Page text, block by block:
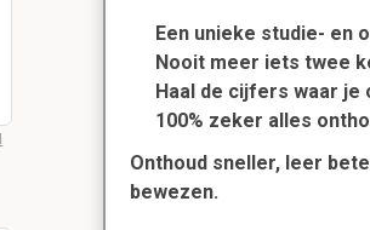
Een unieke studie- en
Nooit meer iets twee
Haal de cijfers waar je
100% zeker alles
Onthoud sneller, leer
bewezen.